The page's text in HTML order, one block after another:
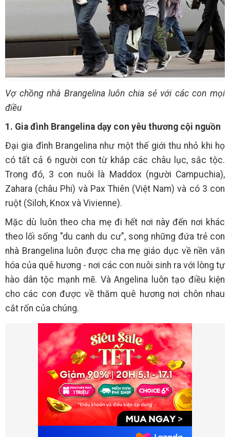
Vợ chồng nhà Brangelina luôn chia sẻ với các con mọi
điều
1. Gia đình Brangelina dạy con yêu thương cội nguồn
Đại gia đình Brangelina như một thế giới thu nhỏ khi họ
có tất cả 6 người con từ khắp các châu lục, sắc tộc.
Trong đó, 3 con nuôi là Maddox (người Campuchia),
Zahara (châu Phi) và Pax Thiên (Việt Nam) và có 3 con
ruột (Siloh, Knox và Vivienne).
Mặc dù luôn theo cha mẹ đi hết nơi này đến nơi khác
theo lối sống "du canh du cư", song những đứa trẻ con
nhà Brangelina luôn được cha mẹ giáo dục về nền văn
hóa của quê hương - nơi các con nuôi sinh ra với lòng tự
hào dân tộc mạnh mẽ. Và Angelina luôn tạo điều kiện
cho các con được về thăm quê hương nơi chôn nhau
cắt rốn của chúng.